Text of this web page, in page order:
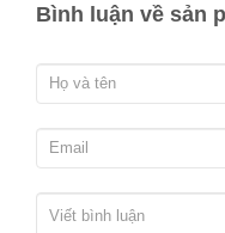
Bình luận về sản